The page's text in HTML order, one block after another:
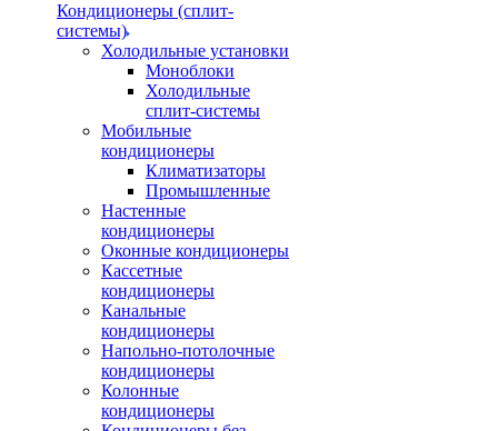
Кондиционеры (сплит-
системы)
Холодильные установки
Моноблоки
Холодильные
сплит-системы
Мобильные
кондиционеры
Климатизаторы
Промышленные
Настенные
кондиционеры
Оконные кондиционеры
Кассетные
кондиционеры
Канальные
кондиционеры
Напольно-потолочные
кондиционеры
Колонные
кондиционеры